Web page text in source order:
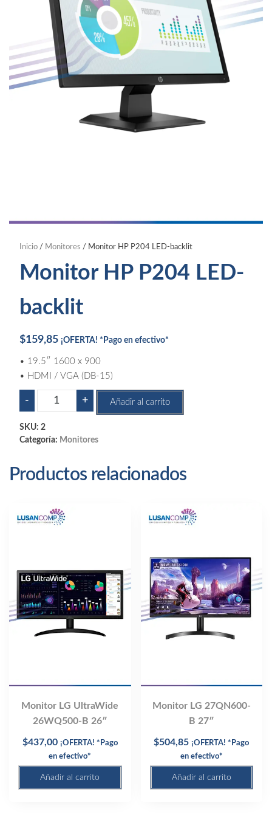
Inicio/ Monitores / Monitor HP P204 LED-backlit
Monitor HP P204 LED-
backlit
$159,85 ¡OFERTA! *Pago en efectivo*
• 19.5″ 1600 x 900
• HDMI / VGA (DB-15)
-
Monitor
HP
P204
LED-
cantidad
+ Añadir al carrito
SKU: 2
Categoría: Monitores
Productos relacionados
Monitor LG UltraWide
26WQ500-B 26″
$437,00 ¡OFERTA! *Pago
en efectivo*
Añadir al carrito
Monitor LG 27QN600-
B 27″
$504,85 ¡OFERTA! *Pago
en efectivo*
Añadir al carrito